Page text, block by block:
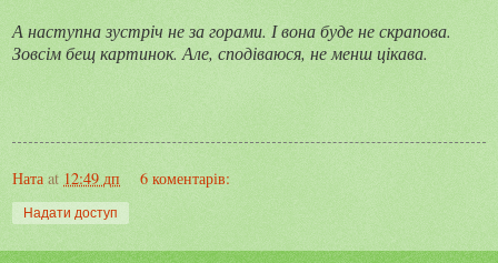
А наступна зустріч не за горами. І вона буде не скрапова.
Зовсім бещ картинок. Але, сподіваюся, не менш цікава.
Ната at 12:49 дп 6 коментарів:
Надати доступ